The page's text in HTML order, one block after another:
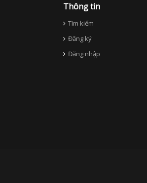
Thông tin
Tìm kiếm
Đăng ký
Đăng nhập